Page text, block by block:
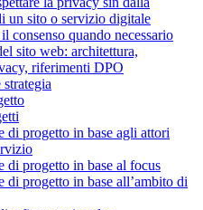
un sito o servizio digitale
consenso quando necessario
sito web: architettura,
riferimenti DPO
di progetto in base agli attori
di progetto in base al focus
di progetto in base all’ambito di